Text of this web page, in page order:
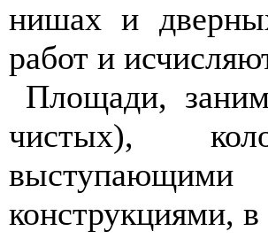
нишах и
работ и
Площади,
чистых),
конструкциями,